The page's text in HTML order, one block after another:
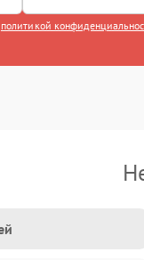
политикой